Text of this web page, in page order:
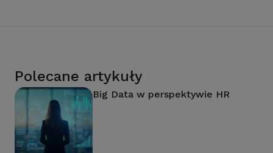
Polecane artykuły
Big Data w perspektywie HR